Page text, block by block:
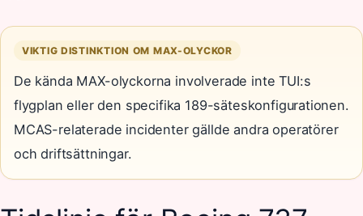
VIKTIG DISTINKTION OM MAX-OLYCKOR
De kända MAX-olyckorna involverade inte TUI:s
flygplan eller den specifika 189-säteskonfigurationen.
MCAS-relaterade incidenter gällde andra operatörer
och driftsättningar.